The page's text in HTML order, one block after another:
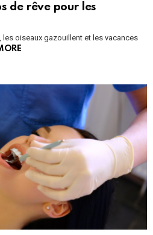
de rêve pour les
les oiseaux gazouillent et les vacances